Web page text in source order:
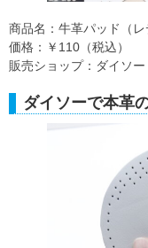
商品名：牛革パッド（レ
価格：￥110（税込）
販売ショップ：ダイソー
ダイソーで本革